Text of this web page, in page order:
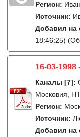
Регион:
Источник:
Добавил на
18:46:25)
16-03-1998
Каналы [7]:
Московия,
Регион:
Источник:
Добавил на